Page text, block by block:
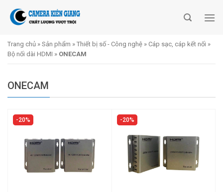
Trang chủ » Sản phẩm » Thiết bị số - Công nghệ » Cáp sạc, cáp kết nối »
Bộ nối dài HDMI » ONECAM
ONECAM
20% 20%